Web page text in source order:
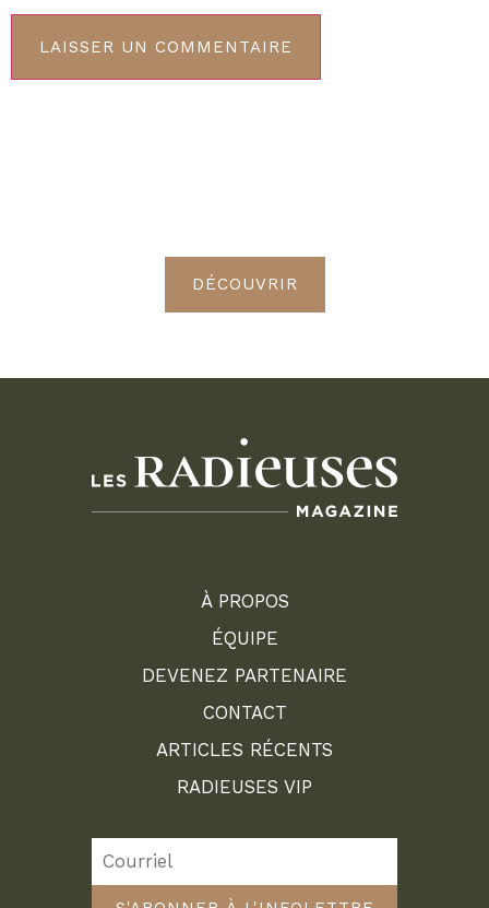
DÉCOUVRIR
À PROPOS
ÉQUIPE
DEVENEZ PARTENAIRE
CONTACT
ARTICLES RÉCENTS
RADIEUSES VIP